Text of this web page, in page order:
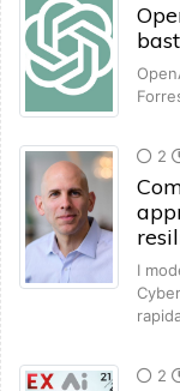
2
I
2